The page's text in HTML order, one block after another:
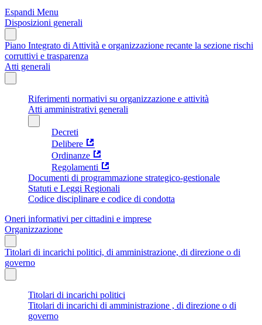
Espandi Menu
Disposizioni generali
Piano Integrato di Attività e organizzazione recante la sezione rischi
corruttivi e trasparenza
Atti generali
Riferimenti normativi su organizzazione e attività
Atti amministrativi generali
Decreti
Delibere
Ordinanze
Regolamenti
Documenti di programmazione strategico-gestionale
Statuti e Leggi Regionali
Codice disciplinare e codice di condotta
Oneri informativi per cittadini e imprese
Organizzazione
Titolari di incarichi politici, di amministrazione, di direzione o di
governo
Titolari di incarichi politici
Titolari di incarichi di amministrazione , di direzione o di
governo